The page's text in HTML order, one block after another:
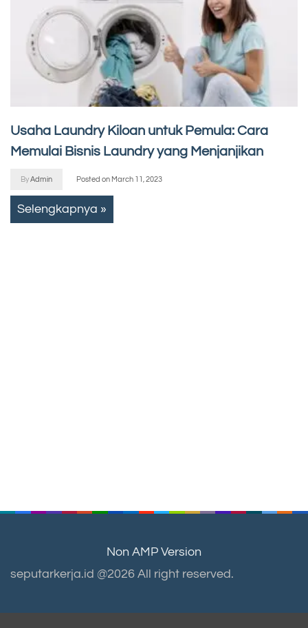
Usaha Laundry Kiloan untuk Pemula: Cara
Memulai Bisnis Laundry yang Menjanjikan
ByAdmin Posted on March 11, 2023
Selengkapnya »
Non AMP Version
seputarkerja.id @2026 All right reserved.